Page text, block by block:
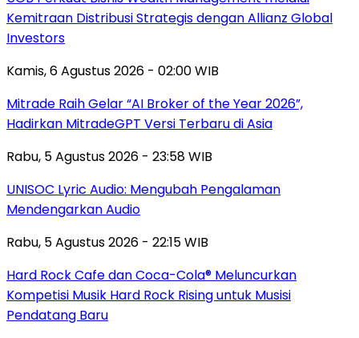
Kemitraan Distribusi Strategis dengan Allianz Global
Investors
Kamis, 6 Agustus 2026 - 02:00 WIB
Mitrade Raih Gelar “AI Broker of the Year 2026”,
Hadirkan MitradeGPT Versi Terbaru di Asia
Rabu, 5 Agustus 2026 - 23:58 WIB
UNISOC Lyric Audio: Mengubah Pengalaman
Mendengarkan Audio
Rabu, 5 Agustus 2026 - 22:15 WIB
Hard Rock Cafe dan Coca-Cola® Meluncurkan
Kompetisi Musik Hard Rock Rising untuk Musisi
Pendatang Baru